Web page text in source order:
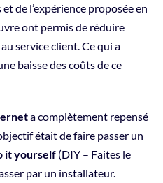
de l’expérience proposée en
ont permis de réduire
service client. Ce qui a
baisse des coûts de ce
a complètement repensé
était de faire passer un
it yourself (DIY – Faites le
par un installateur.